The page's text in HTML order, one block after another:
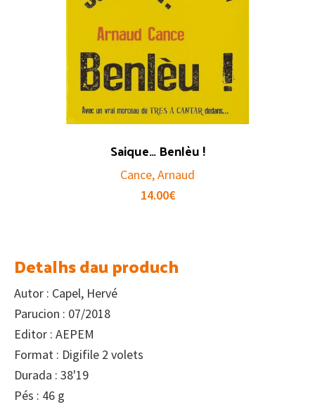
Saique… Benlèu !
Cance, Arnaud
14.00€
Detalhs dau produch
Autor : Capel, Hervé
Parucion : 07/2018
Editor : AEPEM
Format : Digifile 2 volets
Durada : 38'19
Pés : 46 g